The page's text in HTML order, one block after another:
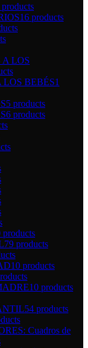
products
16 products
LOS
LOS BEBÉS1
5 products
6 products
products
79 products
10 products
10 products
54 products
Cuadros de